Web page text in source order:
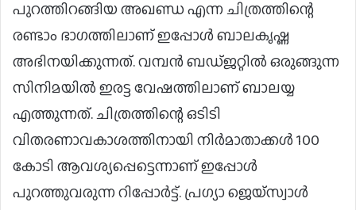
പുറത്തിറങ്ങിയ അഖണ്ഡ എന്ന ചിത്രത്തിന്റെ
രണ്ടാം ഭാഗത്തിലാണ് ഇപ്പോൾ ബാലകൃഷ്ണ
അഭിനയിക്കുന്നത്. വമ്പൻ ബഡ്ജറ്റിൽ ഒരുങ്ങുന്ന
സിനിമയിൽ ഇരട്ട വേഷത്തിലാണ് ബാലയ്യ
എത്തുന്നത്. ചിത്രത്തിന്റെ ഒടിടി
വിതരണാവകാശത്തിനായി നിർമാതാക്കൾ 100
കോടി ആവശ്യപ്പെട്ടെന്നാണ് ഇപ്പോൾ
പുറത്തുവരുന്ന റിപ്പോർട്ട്. പ്രഗ്യാ ജെയ്സ്വാള്‍